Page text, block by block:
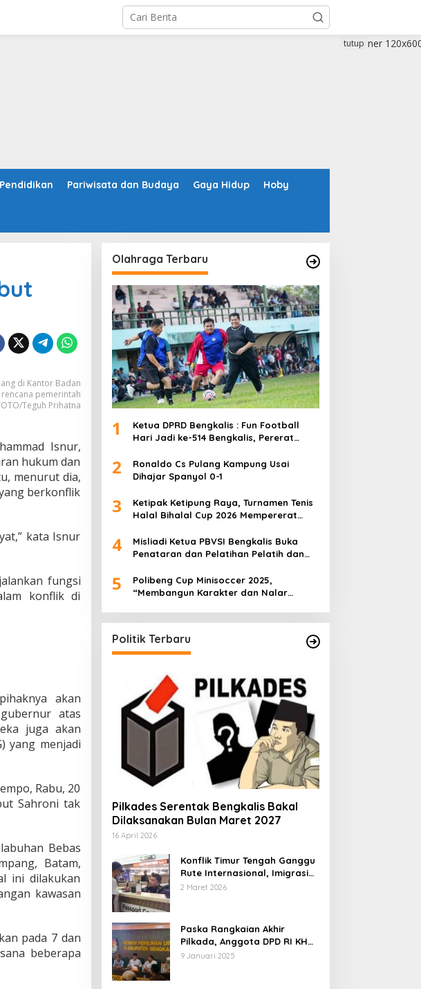
Pendidikan Pariwisata dan Budaya Gaya Hidup Hoby
tutup
di Kantor Badan
rencana pemerintah
Teguh Prihatna
Isnur,
hukum dan
menurut dia,
berkonflik
kata Isnur
fungsi
konflik di
akan
atas
juga akan
yang menjadi
Rabu, 20
Sahroni tak
Bebas
Batam,
ini dilakukan
kawasan
pada 7 dan
beberapa
Olahraga Terbaru
1
Ketua DPRD Bengkalis : Fun Football
Hari Jadi ke-514 Bengkalis, Pererat
2
Ronaldo Cs Pulang Kampung Usai
Dihajar Spanyol 0-1
3
Ketipak Ketipung Raya, Turnamen Tenis
Halal Bihalal Cup 2026 Mempererat
4
Misliadi Ketua PBVSI Bengkalis Buka
Penataran dan Pelatihan Pelatih dan
5
Polibeng Cup Minisoccer 2025,
“Membangun Karakter dan Nalar
Politik Terbaru
Pilkades Serentak Bengkalis Bakal
Dilaksanakan Bulan Maret 2027
16 April 2026
Konflik Timur Tengah Ganggu
Rute Internasional, Imigrasi
Siapkan Langkah Antisipatif
2 Maret 2026
Paska Rangkaian Akhir
Pilkada, Anggota DPD RI KH
Muhammad Mursyid
9 Januari 2025